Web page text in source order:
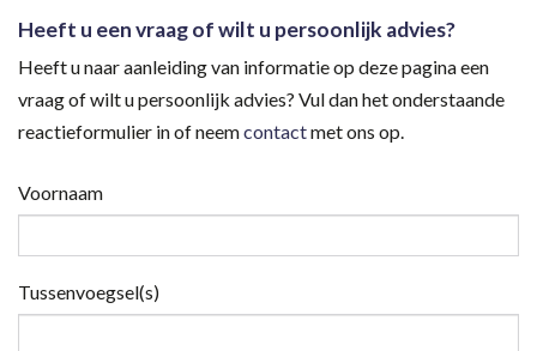
Heeft u een vraag of wilt u persoonlijk advies?
Heeft u naar aanleiding van informatie op deze pagina een
vraag of wilt u persoonlijk advies? Vul dan het onderstaande
reactieformulier in of neemcontactmet ons op.
Voornaam
Tussenvoegsel(s)